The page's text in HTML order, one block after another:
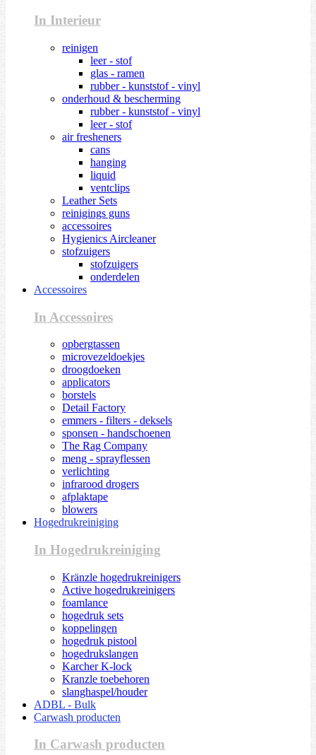
In Interieur
reinigen
leer - stof
glas - ramen
rubber - kunststof - vinyl
onderhoud & bescherming
rubber - kunststof - vinyl
leer - stof
air fresheners
cans
hanging
liquid
ventclips
Leather Sets
reinigings guns
accessoires
Hygienics Aircleaner
stofzuigers
stofzuigers
onderdelen
Accessoires
In Accessoires
opbergtassen
microvezeldoekjes
droogdoeken
applicators
borstels
Detail Factory
emmers - filters - deksels
sponsen - handschoenen
The Rag Company
meng - sprayflessen
verlichting
infrarood drogers
afplaktape
blowers
Hogedrukreiniging
In Hogedrukreiniging
Kränzle hogedrukreinigers
Active hogedrukreinigers
foamlance
hogedruk sets
koppelingen
hogedruk pistool
hogedrukslangen
Karcher K-lock
Kranzle toebehoren
slanghaspel/houder
ADBL - Bulk
Carwash producten
In Carwash producten